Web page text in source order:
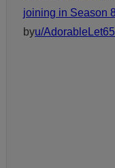
joining in Season
byu/